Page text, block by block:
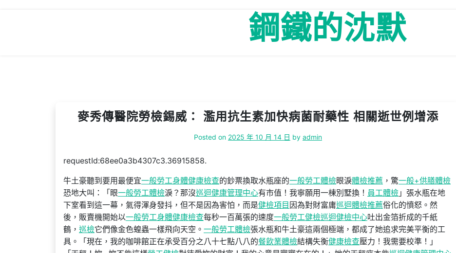
鋼鐵的沈默
麥秀傳醫院勞檢錫威： 濫用抗生素加快病菌耐藥性 相關逝世例增添
Posted on 2025 年 10 月 14 日 by admin
requestId:68ee0a3b4307c3.36915858.
牛土豪聽到要用最便宜一般勞工身體健康檢查的鈔票換取水瓶座的一般勞工體檢眼淚體檢推薦 ，驚一般+供膳體檢
恐地大叫：「眼一般勞工體檢淚？那沒巡迴健康管理中心有市值！我寧願用一棟別墅換！ 員工體檢 」張水瓶在地
下室看到這一幕，氣得渾身發抖，但不是因為害怕，而是健檢項目 因為對財富庸巡迴體檢推薦俗化的憤怒。然
後，販賣機開始以一般勞工身體健康檢查每秒一百萬張的速度一般勞工健檢巡迴健檢中心吐出金箔折成的千紙
鶴， 巡檢它們像金色蝗蟲一樣飛向天空。 一般勞工體檢張水瓶和牛土豪這兩個極端，都成了她追求完美平衡的工
具。「現在，我的咖啡館正在承受百分之八十七點八八的餐飲業體檢結構失衡健康檢查壓力！我需要校準！」